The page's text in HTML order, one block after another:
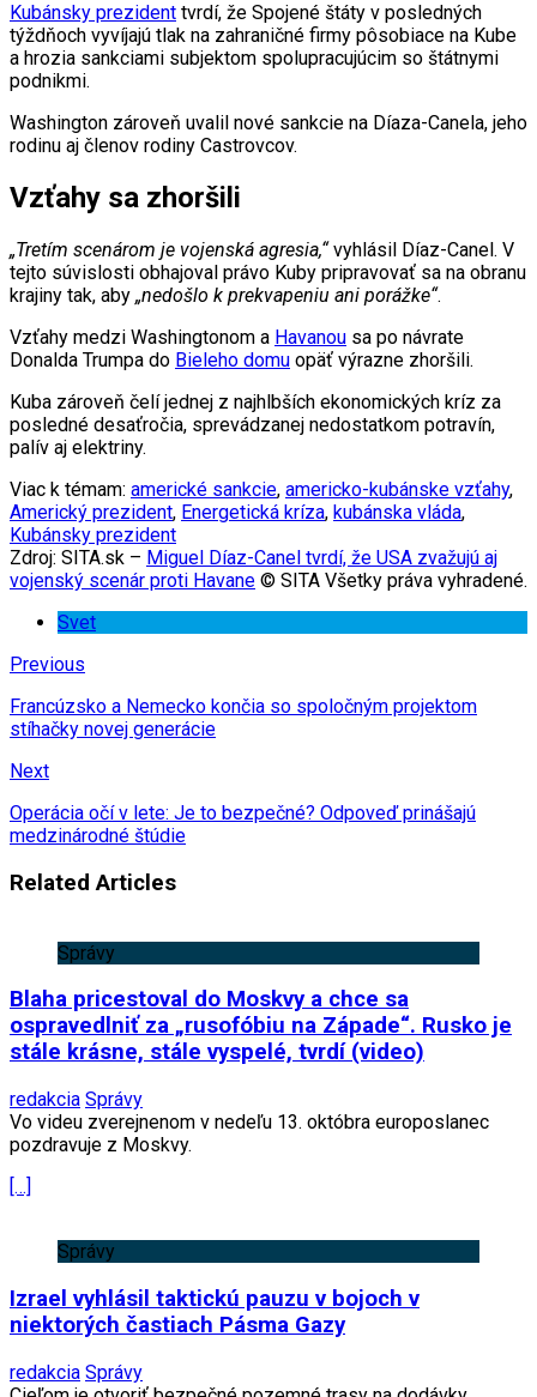
Kubánsky prezident tvrdí, že Spojené štáty v posledných
týždňoch vyvíjajú tlak na zahraničné firmy pôsobiace na Kube
a hrozia sankciami subjektom spolupracujúcim so štátnymi
podnikmi.
Washington zároveň uvalil nové sankcie na Díaza-Canela, jeho
rodinu aj členov rodiny Castrovcov.
Vzťahy sa zhoršili
„Tretím scenárom je vojenská agresia,“ vyhlásil Díaz-Canel. V
tejto súvislosti obhajoval právo Kuby pripravovať sa na obranu
krajiny tak, aby „nedošlo k prekvapeniu ani porážke“.
Vzťahy medzi Washingtonom a Havanou sa po návrate
Donalda Trumpa do Bieleho domu opäť výrazne zhoršili.
Kuba zároveň čelí jednej z najhlbších ekonomických kríz za
posledné desaťročia, sprevádzanej nedostatkom potravín,
palív aj elektriny.
Viac k témam: americké sankcie, americko-kubánske vzťahy,
Americký prezident, Energetická kríza, kubánska vláda,
Kubánsky prezident
Zdroj: SITA.sk – Miguel Díaz-Canel tvrdí, že USA zvažujú aj
vojenský scenár proti Havane © SITA Všetky práva vyhradené.
Svet
Previous
Francúzsko a Nemecko končia so spoločným projektom
stíhačky novej generácie
Next
Operácia očí v lete: Je to bezpečné? Odpoveď prinášajú
medzinárodné štúdie
Related Articles
Správy
Blaha pricestoval do Moskvy a chce sa
ospravedlniť za „rusofóbiu na Západe“. Rusko je
stále krásne, stále vyspelé, tvrdí (video)
redakcia Správy
Vo videu zverejnenom v nedeľu 13. októbra europoslanec
pozdravuje z Moskvy.
[…]
Správy
Izrael vyhlásil taktickú pauzu v bojoch v
niektorých častiach Pásma Gazy
redakcia Správy